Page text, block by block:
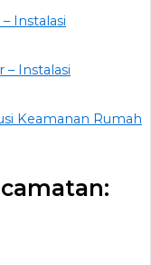
Instalasi
– Instalasi
Keamanan Rumah